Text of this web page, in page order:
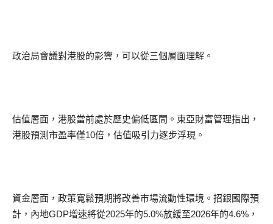
政治局會議對港股的影響，可以從三個層面理解。
估值層面，港股當前處於歷史偏低區間。東亞財富管理指出，
港股預測市盈率僅10倍，估值吸引力逐步浮現。
資金層面，政策寬鬆預期將改善市場流動性環境。招銀國際預
計，內地GDP增速將從2025年的5.0%放緩至2026年的4.6%，